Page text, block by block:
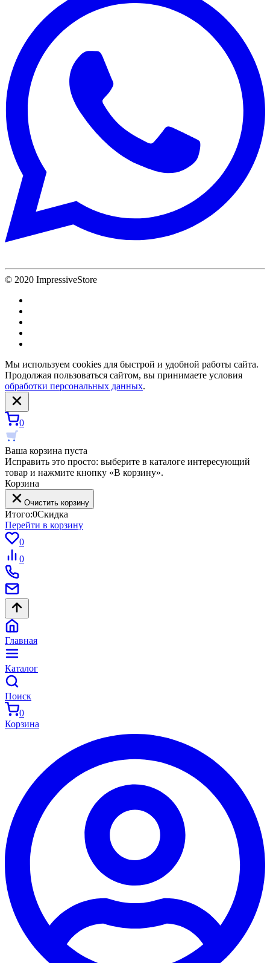
© 2020 ImpressiveStore
Мы используем cookies для быстрой и удобной работы сайта.
Продолжая пользоваться сайтом, вы принимаете условия
обработки персональных данных.
0
Ваша корзина пуста
Исправить это просто: выберите в каталоге интересующий
товар и нажмите кнопку «В корзину».
Корзина
Очистить корзину
Итого:0Скидка
Перейти в корзину
0
0
Главная
Каталог
Поиск
0
Корзина